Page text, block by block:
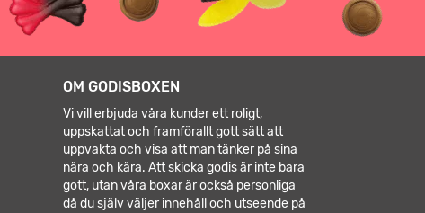
OM GODISBOXEN
Vi vill erbjuda våra kunder ett roligt,
uppskattat och framförallt gott sätt att
uppvakta och visa att man tänker på sina
nära och kära. Att skicka godis är inte bara
gott, utan våra boxar är också personliga
då du själv väljer innehåll och utseende på